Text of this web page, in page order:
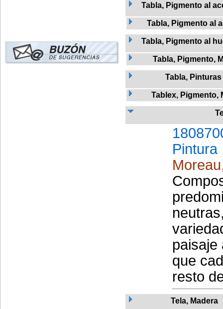
Tabla, Pigmento al
Tabla, Pigmento al
Tabla, Pigmento al
Tabla, Pigmento,
Tabla, Pinturas
Tablex, Pigmento,
Pintura
paisaje
que
resto
Tela, Madera